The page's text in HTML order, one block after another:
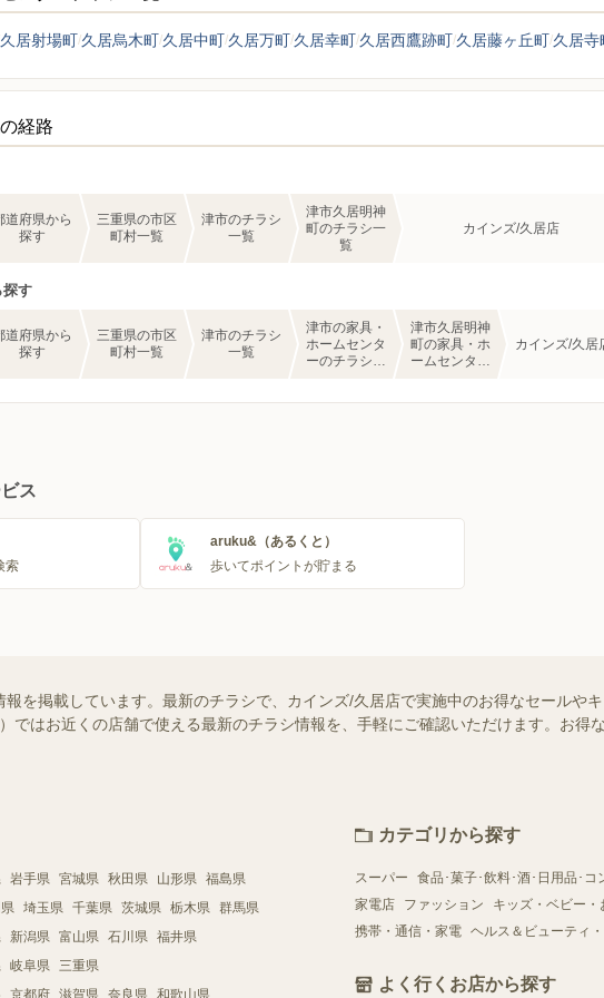
久居射場町 久居烏木町 久居中町 久居万町 久居幸町 久居西鷹跡町 久居藤ヶ丘町 久居寺
経路
道府県から
探す
三重県の市区
町村一覧
津市のチラシ
一覧
津市久居明神
町のチラシ一
覧
カインズ/久居店
探す
道府県から
探す
三重県の市区
町村一覧
津市のチラシ
一覧
津市の家具・
ホームセンタ
ーのチラシ一
津市久居明神
町の家具・ホ
ームセンター
カインズ/久居
ス
索
aruku&（あるくと）
歩いてポイントが貯まる
報を掲載しています。最新のチラシで、カインズ/久居店で実施中のお得なセールや
ではお近くの店舗で使える最新のチラシ情報を、手軽にご確認いただけます。お得
岩手県 宮城県 秋田県 山形県 福島県
埼玉県 千葉県 茨城県 栃木県 群馬県
新潟県 富山県 石川県 福井県
岐阜県 三重県
京都府 滋賀県 奈良県 和歌山県
カテゴリから探す
スーパー
食品･菓子･飲料･酒･日用品･コ
家電店
ファッション
キッズ・ベビー・
携帯・通信・家電 ヘルス＆ビューティ
よく行くお店から探す